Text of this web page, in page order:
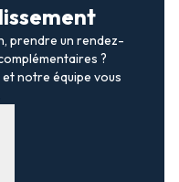
prendre un rendez-
?
notre équipe vous